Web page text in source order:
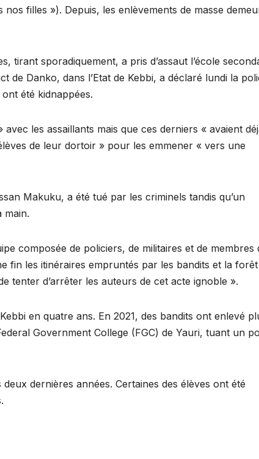
filles »). Depuis, les enlèvements de masse
tirant sporadiquement, a pris d’assaut l’école
de Danko, dans l’Etat de Kebbi, a déclaré lundi la
été kidnappées.
les assaillants mais que ces derniers « avaient
de leur dortoir » pour les emmener « vers une
Makuku, a été tué par les criminels tandis qu’un
main.
composée de policiers, de militaires et de membres
fin les itinéraires empruntés par les bandits et la forêt
tenter d’arrêter les auteurs de cet acte ignoble ».
en quatre ans. En 2021, des bandits ont enlevé
Government College (FGC) de Yauri, tuant un
dernières années. Certaines des élèves ont été